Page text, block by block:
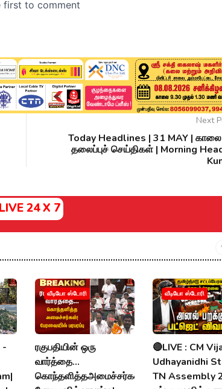
Next
Today Headlines | 31 MAY |
தலைப்புச் செய்திகள் | Morning
LIVE 24 X 7
-
வீடியோ ஸ்டோரி
ரகுபதியின் ஒரு
வார்த்தை...
கொந்தளித்தஅமைச்சர்கள்!
வீடியோ ஸ்டோரி
🔴LIVE : CM
Udhayanidhi
TN Assembly